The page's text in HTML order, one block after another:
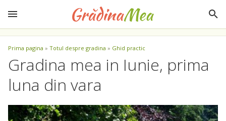
Prima pagina » Totul despre gradina » Ghid practic
Gradina mea in Iunie, prima
luna din vara